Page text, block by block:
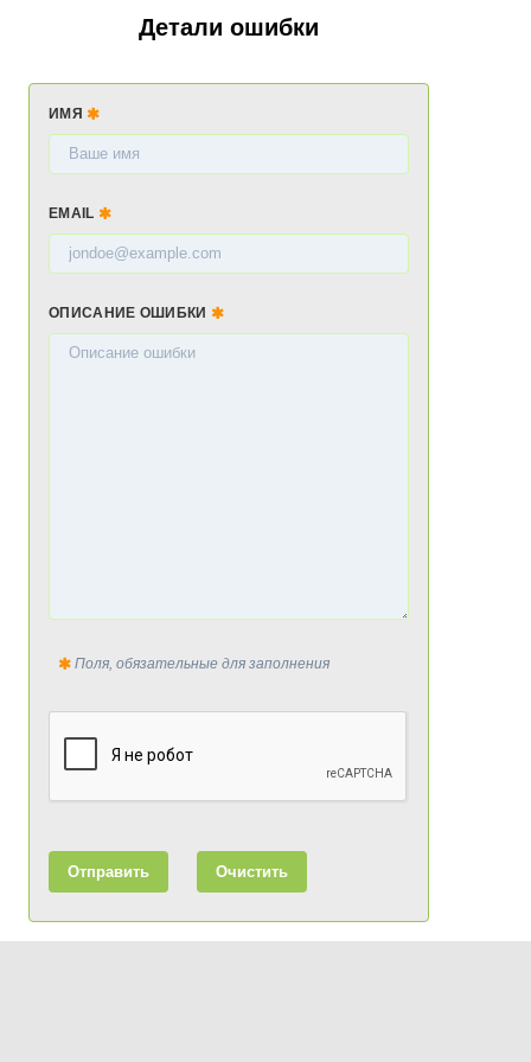
Детали ошибки
ИМЯ
EMAIL
ОПИСАНИЕ ОШИБКИ
Поля, обязательные для заполнения
Отправить Очистить